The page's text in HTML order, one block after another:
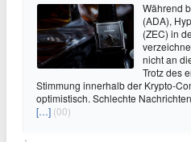
Während
(ADA),
(ZEC) in
nicht an
Trotz des
Stimmung innerhalb der Krypto-
optimistisch. Schlechte
[…] (00)